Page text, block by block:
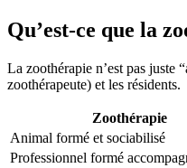
Qu’est-ce que la
La zoothérapie n’est pas juste
zoothérapeute) et les résidents.
Zoothérapie
Animal formé et sociabilisé
Professionnel formé